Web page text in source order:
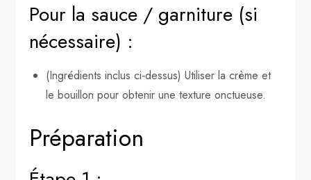
Pour la sauce / garniture (si
nécessaire) :
(Ingrédients inclus ci‑dessus) Utiliser la crème et
le bouillon pour obtenir une texture onctueuse.
Préparation